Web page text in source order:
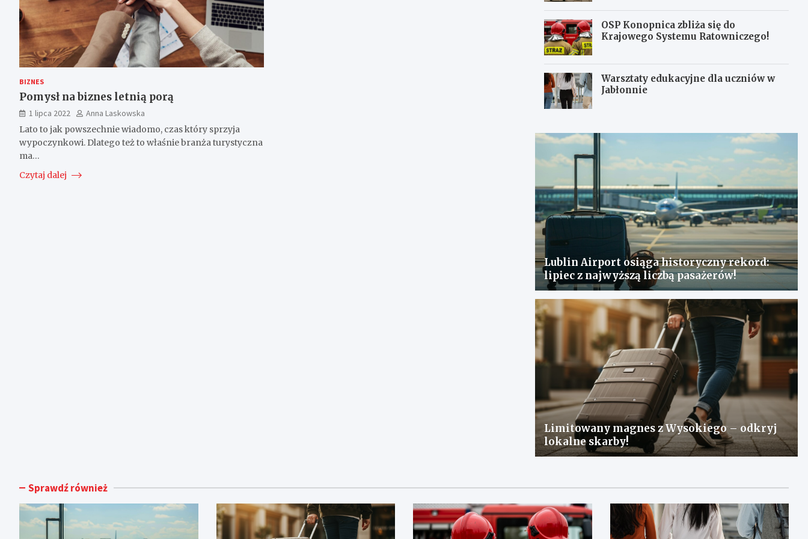
BIZNES
Pomysł na biznes letnią porą
1 lipca 2022
Anna Laskowska
Lato to jak powszechnie wiadomo, czas który sprzyja
wypoczynkowi. Dlatego też to właśnie branża turystyczna
ma…
Czytaj dalej
OSP Konopnica zbliża się do
Krajowego Systemu Ratowniczego!
Warsztaty edukacyjne dla uczniów w
Jabłonnie
Lublin Airport osiąga historyczny rekord:
lipiec z najwyższą liczbą pasażerów!
Limitowany magnes z Wysokiego – odkryj
lokalne skarby!
Sprawdź również